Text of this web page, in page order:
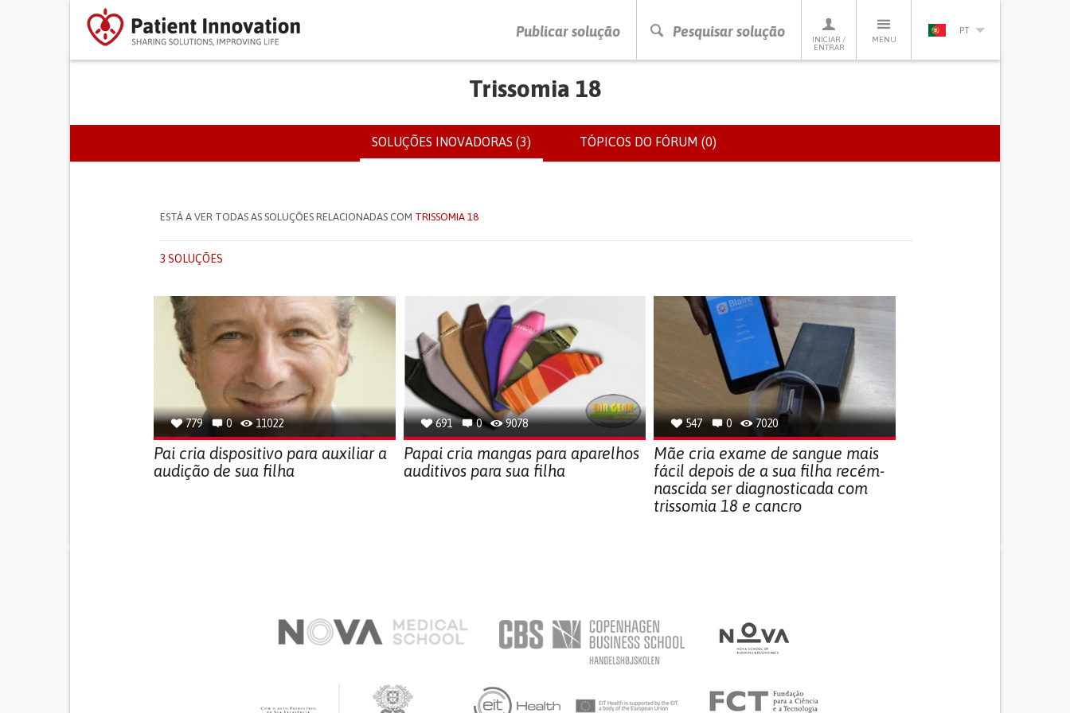
Publicar solução Pesquisar solução
INICIAR /
ENTRAR
MENU
PT
PRESSIONE ENTER PARA PESQUISAR
Trissomia 18
SEPARADORES PRIMÁRIOSSOLUÇÕES INOVADORAS (3) (SEPARADOR
ATIVO)
TÓPICOS DO FÓRUM (0)
ESTÁ A VER TODAS AS SOLUÇÕES RELACIONADAS COM TRISSOMIA 18
3 SOLUÇÕES
779 0 11022
Pai cria dispositivo para auxiliar a
audição de sua filha
691 0 9078
Papai cria mangas para aparelhos
auditivos para sua filha
547 0 7020
Mãe cria exame de sangue mais
fácil depois de a sua filha recém-
nascida ser diagnosticada com
trissomia 18 e cancro